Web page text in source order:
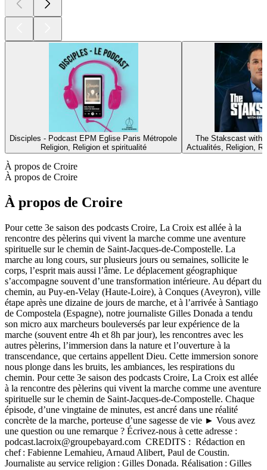
Disciples - Podcast EPM Eglise Paris Métropole
Religion, Religion et spiritualité
The Stakscast with
Actualités, Religion,
À propos de Croire
À propos de Croire
À propos de Croire
Pour cette 3e saison des podcasts Croire, La Croix est allée à la
rencontre des pèlerins qui vivent la marche comme une aventure
spirituelle sur le chemin de Saint-Jacques-de-Compostelle. La
marche au long cours, sur plusieurs jours ou semaines, sollicite le
corps, l’esprit mais aussi l’âme. Le déplacement géographique
s’accompagne souvent d’une transformation intérieure. Au départ du
chemin, au Puy-en-Velay (Haute-Loire), à Conques (Aveyron), ville
étape après une dizaine de jours de marche, et à l’arrivée à Santiago
de Compostela (Espagne), notre journaliste Gilles Donada a tendu
son micro aux marcheurs bouleversés par leur expérience de la
marche (souvent entre 4h et 8h par jour), les rencontres avec les
autres pèlerins, l’immersion dans la nature et l’ouverture à la
transcendance, que certains appellent Dieu. Cette immersion sonore
nous plonge dans les bruits, les ambiances, les respirations du
chemin. Pour cette 3e saison des podcasts Croire, La Croix est allée
à la rencontre des pèlerins qui vivent la marche comme une aventure
spirituelle sur le chemin de Saint-Jacques-de-Compostelle. Chaque
épisode, d’une vingtaine de minutes, est ancré dans une réalité
concrète de la marche, porteuse d’une sagesse de vie ► Vous avez
une question ou une remarque ? Écrivez-nous à cette adresse :
podcast.lacroix@groupebayard.com CREDITS : Rédaction en
chef : Fabienne Lemahieu, Arnaud Alibert, Paul de Coustin.
Journaliste au service religion : Gilles Donada. Réalisation : Gilles